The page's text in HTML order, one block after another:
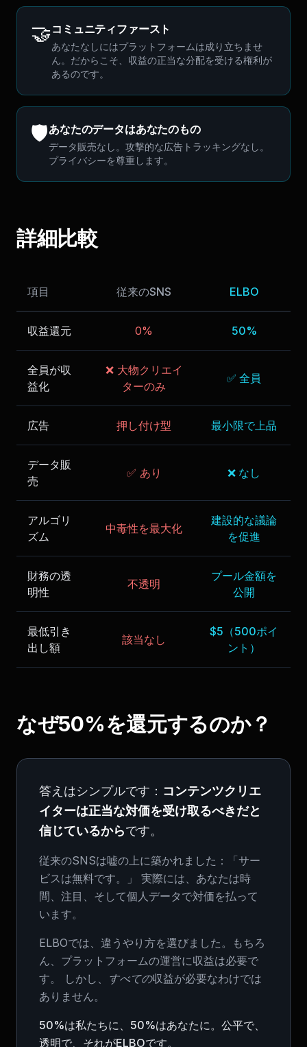
🤝コミュニティファースト
あなたなしにはプラットフォームは成り立ちませ
ん。だからこそ、収益の正当な分配を受ける権利が
あるのです。
🛡️あなたのデータはあなたのもの
データ販売なし。攻撃的な広告トラッキングなし。
プライバシーを尊重します。
詳細比較
項目 従来のSNS ELBO
収益還元 0% 50%
全員が収
益化
❌ 大物クリエイ
ターのみ
✅ 全員
広告 押し付け型 最小限で上品
データ販
売
✅ あり ❌ なし
アルゴリ
ズム
中毒性を最大化
建設的な議論
を促進
財務の透
明性
不透明
プール金額を
公開
最低引き
出し額
該当なし
$5（500ポイ
ント）
なぜ50%を還元するのか？
答えはシンプルです： コンテンツクリエ
イターは正当な対価を受け取るべきだと
信じているからです。
従来のSNSは嘘の上に築かれました：「サー
ビスは無料です。」 実際には、あなたは時
間、注目、そして個人データで対価を払って
います。
ELBOでは、違うやり方を選びました。もちろ
ん、プラットフォームの運営に収益は必要で
す。 しかし、 すべての収益が必要なわけでは
ありません。
50%は私たちに、50%はあなたに。公平で、
透明で、それがELBOです。